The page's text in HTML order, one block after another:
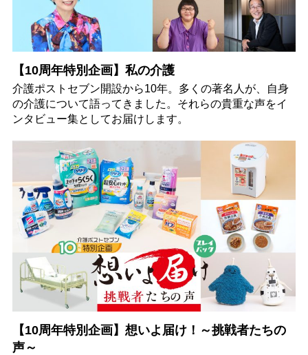
【10周年特別企画】私の介護
介護ポストセブン開設から10年。多くの著名人が、自身
の介護について語ってきました。それらの貴重な声をイ
ンタビュー集としてお届けします。
【10周年特別企画】想いよ届け！～挑戦者たちの
声～